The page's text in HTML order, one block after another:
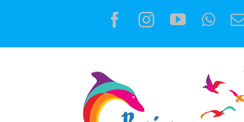
o
Facebook
Instagram
YouTube